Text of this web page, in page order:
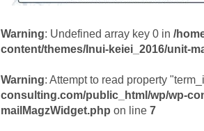
Warning: Undefined array key 0 in /
content/themes/Inui-keiei_2016/unit-
Warning: Attempt to read property
consulting.com/public_html/wp/wp-
mailMagzWidget.php on line 7